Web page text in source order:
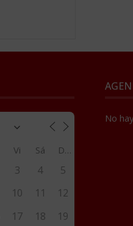
Vi Sá Do
3 4
5
10 11
12
17 18 19
No